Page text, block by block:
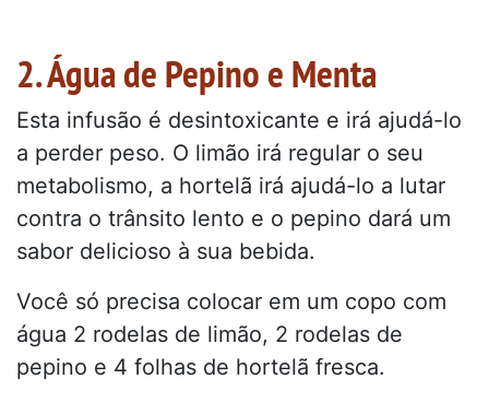
2. Água de Pepino e Menta
Esta infusão é desintoxicante e irá ajudá-lo
a perder peso. O limão irá regular o seu
metabolismo, a hortelã irá ajudá-lo a lutar
contra o trânsito lento e o pepino dará um
sabor delicioso à sua bebida.
Você só precisa colocar em um copo com
água 2 rodelas de limão, 2 rodelas de
pepino e 4 folhas de hortelã fresca.